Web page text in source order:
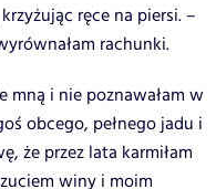
ręce na piersi. –
rachunki.
mną i nie poznawałam w
obcego, pełnego jadu i
że przez lata karmiłam
winy i moim